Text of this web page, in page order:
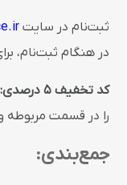
ثبت‌نام در سایت
در هنگام ثبت‌نام،
کد تخفیف ۵ درصدی:
را در قسمت مربوطه
جمع‌بندی: